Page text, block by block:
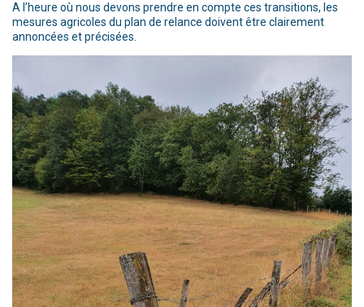
A l’heure où nous devons prendre en compte ces transitions, les
mesures agricoles du plan de relance doivent être clairement
annoncées et précisées.